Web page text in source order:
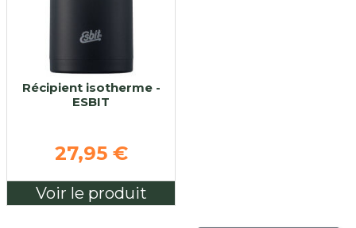
Récipient isotherme -
ESBIT
27,95 €
Voir le produit